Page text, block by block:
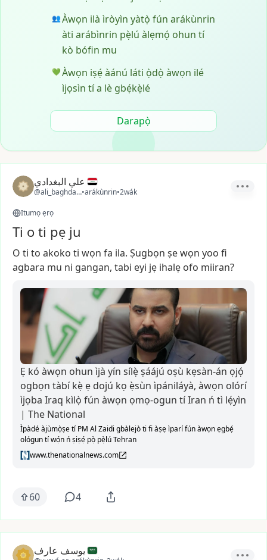
👥Àwọn ilà ìròyìn yàtọ̀ fún arákùnrin
àti arábìnrin pẹ̀lú àlẹmọ́ ohun tí
kò bófin mu
💚Àwọn iṣẹ́ àánú láti ọ̀dọ̀ àwọn ilé
ìjọsìn tí a lè gbẹ́kẹ̀lé
Darapọ̀
علي البغدادي
@ali_baghdadi3
•arákùnrin•2wák
Itumọ ẹrọ
Ti o ti pẹ ju
O ti to akoko ti wọn fa ila. Ṣugbọn ṣewọn yoo fi
agbara mu ni gangan, tabi eyi jẹ ihalẹ ofo miiran?
Ẹ kó àwọn ohun ìjà yín sílẹ̀ ṣáájú oṣù kẹsàn-án ọjọ́
ogbọn tàbí kẹ̀ ẹ dojú kọ ẹ̀sùn ìpániláyà, àwọn olórí
ìjọba Iraq kìlọ̀ fún àwọn ọmọ-ogun tí Iran ń tì lẹ́yìn
| The National
Ìpàdé àjùmọ̀ṣe tí PM Al Zaidi gbàlejò ti fi àṣẹ ìparí fún àwọn ẹgbẹ́
ológun tí wọ́n ń ṣiṣẹ́ pọ̀ pẹ̀lú Tehran
www.thenationalnews.com
60 4
يوسف عارف